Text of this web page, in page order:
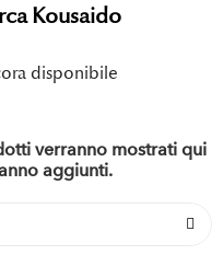
Kousaido
disponibile
verranno mostrati qui
aggiunti.